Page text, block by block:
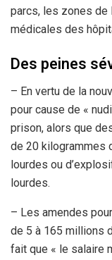
parcs, les zones
médicales des
Des peines
– En vertu de la
pour cause de «
prison, alors que
de 20 kilogrammes
lourdes ou
lourdes.
– Les amendes
de 5 à 165 millions
fait que « le salaire